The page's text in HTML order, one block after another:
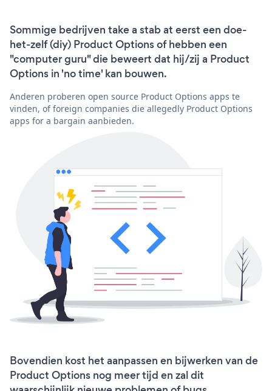
Sommige bedrijven take a stab at eerst een doe-
het-zelf (diy) Product Options of hebben een
"computer guru" die beweert dat hij/zij a Product
Options in 'no time' kan bouwen.
Anderen proberen open source Product Options apps te
vinden, of foreign companies die allegedly Product Options
apps for a bargain aanbieden.
Bovendien kost het aanpassen en bijwerken van de
Product Options nog meer tijd en zal dit